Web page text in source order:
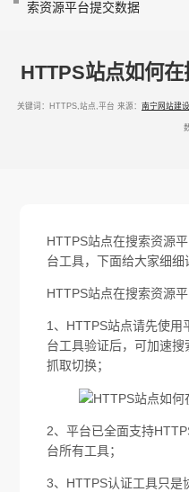
索资源平台提交数据
HTTPS站点如何
关键词：HTTPS,站点,平台 来源： 南宁网站建
HTTPS站点在搜索资源
台工具，下面给大家细细
HTTPS站点在搜索资源平
1、HTTPS站点请先使用
台工具验证后，可加速
抓取切换；
2、平台已全面支持
台所有工具；
3、HTTPS认证工具只是